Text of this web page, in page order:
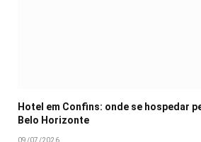
Hotel em Confins: onde se hospedar
Belo Horizonte
09/07/2026